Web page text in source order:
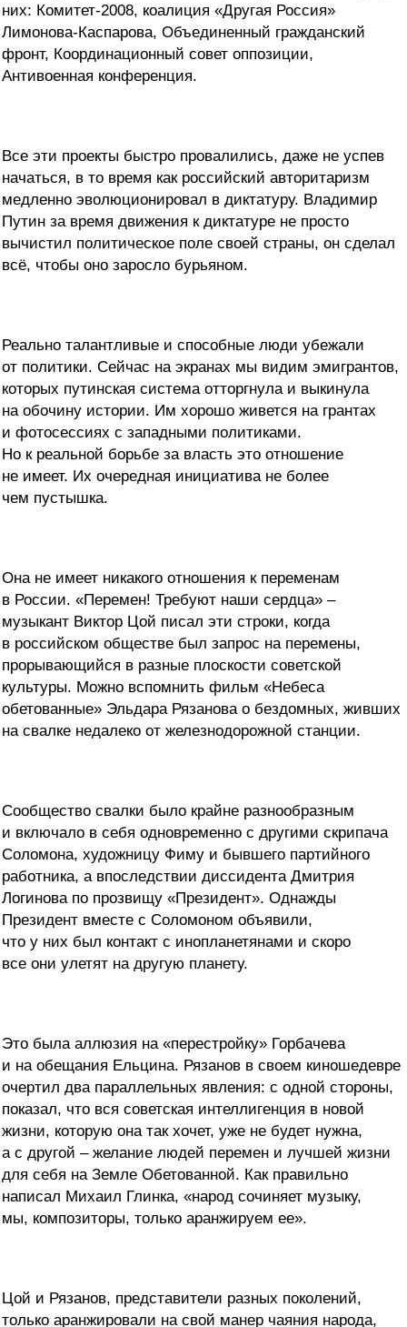
них: Комитет-2008, коалиция «Другая Россия»
Лимонова-Каспарова, Объединенный гражданский
фронт, Координационный совет оппозиции,
Антивоенная конференция.
Все эти проекты быстро провалились, даже не успев
начаться, в то время как российский авторитаризм
медленно эволюционировал в диктатуру. Владимир
Путин за время движения к диктатуре не просто
вычистил политическое поле своей страны, он сделал
всё, чтобы оно заросло бурьяном.
Реально талантливые и способные люди убежали
от политики. Сейчас на экранах мы видим эмигрантов,
которых путинская система отторгнула и выкинула
на обочину истории. Им хорошо живется на грантах
и фотосессиях с западными политиками.
Но к реальной борьбе за власть это отношение
не имеет. Их очередная инициатива не более
чем пустышка.
Она не имеет никакого отношения к переменам
в России. «Перемен! Требуют наши сердца» –
музыкант Виктор Цой писал эти строки, когда
в российском обществе был запрос на перемены,
прорывающийся в разные плоскости советской
культуры. Можно вспомнить фильм «Небеса
обетованные» Эльдара Рязанова о бездомных, живших
на свалке недалеко от железнодорожной станции.
Сообщество свалки было крайне разнообразным
и включало в себя одновременно с другими скрипача
Соломона, художницу Фиму и бывшего партийного
работника, а впоследствии диссидента Дмитрия
Логинова по прозвищу «Президент». Однажды
Президент вместе с Соломоном объявили,
что у них был контакт с инопланетянами и скоро
все они улетят на другую планету.
Это была аллюзия на «перестройку» Горбачева
и на обещания Ельцина. Рязанов в своем киношедевре
очертил два параллельных явления: с одной стороны,
показал, что вся советская интеллигенция в новой
жизни, которую она так хочет, уже не будет нужна,
а с другой – желание людей перемен и лучшей жизни
для себя на Земле Обетованной. Как правильно
написал Михаил Глинка, «народ сочиняет музыку,
мы, композиторы, только аранжируем ее».
Цой и Рязанов, представители разных поколений,
только аранжировали на свой манер чаяния народа,